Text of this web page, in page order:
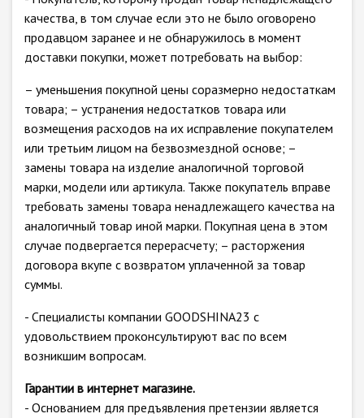
качества, в том случае если это не было оговорено
продавцом заранее и не обнаружилось в момент
доставки покупки, может потребовать на выбор:
– уменьшения покупной цены соразмерно недостаткам
товара; – устранения недостатков товара или
возмещения расходов на их исправление покупателем
или третьим лицом на безвозмездной основе; –
замены товара на изделие аналогичной торговой
марки, модели или артикула. Также покупатель вправе
требовать замены товара ненадлежащего качества на
аналогичный товар иной марки. Покупная цена в этом
случае подвергается перерасчету; – расторжения
договора вкупе с возвратом уплаченной за товар
суммы.
- Специалисты компании GOODSHINA23 с
удовольствием проконсультируют вас по всем
возникшим вопросам.
Гарантии в интернет магазине.
- Основанием для предъявления претензии является